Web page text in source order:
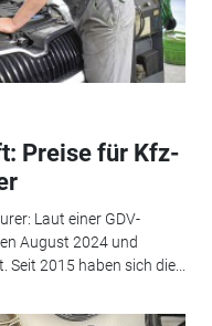
Preise für Kfz-
Laut einer GDV-
August 2024 und
2015 haben sich die...